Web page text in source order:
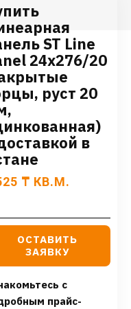
ST Line
24х276/20
руст 20
в
₸ КВ.М.
ОСТАВИТЬ
ЗАЯВКУ
с
прайс-